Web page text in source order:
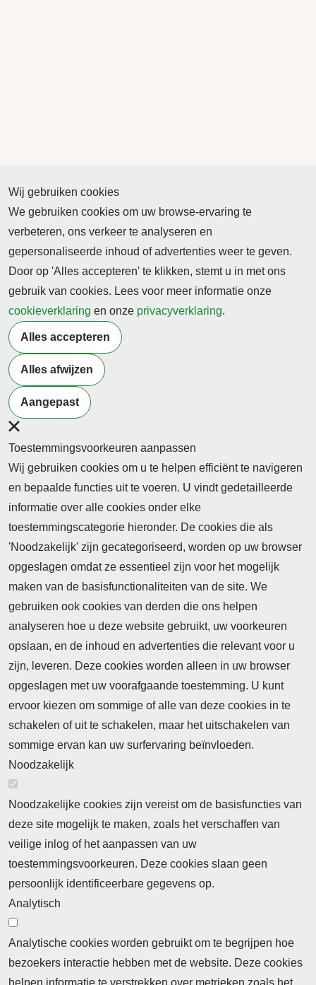
Wij gebruiken cookies
We gebruiken cookies om uw browse-ervaring te
verbeteren, ons verkeer te analyseren en
gepersonaliseerde inhoud of advertenties weer te geven.
Door op 'Alles accepteren' te klikken, stemt u in met ons
gebruik van cookies. Lees voor meer informatie onze
cookieverklaring en onze privacyverklaring.
Alles accepteren
Alles afwijzen
Aangepast
Toestemmingsvoorkeuren aanpassen
Wij gebruiken cookies om u te helpen efficiënt te navigeren
en bepaalde functies uit te voeren. U vindt gedetailleerde
informatie over alle cookies onder elke
toestemmingscategorie hieronder. De cookies die als
'Noodzakelijk' zijn gecategoriseerd, worden op uw browser
opgeslagen omdat ze essentieel zijn voor het mogelijk
maken van de basisfunctionaliteiten van de site. We
gebruiken ook cookies van derden die ons helpen
analyseren hoe u deze website gebruikt, uw voorkeuren
opslaan, en de inhoud en advertenties die relevant voor u
zijn, leveren. Deze cookies worden alleen in uw browser
opgeslagen met uw voorafgaande toestemming. U kunt
ervoor kiezen om sommige of alle van deze cookies in te
schakelen of uit te schakelen, maar het uitschakelen van
sommige ervan kan uw surfervaring beïnvloeden.
Noodzakelijk
Noodzakelijke cookies zijn vereist om de basisfuncties van
deze site mogelijk te maken, zoals het verschaffen van
veilige inlog of het aanpassen van uw
toestemmingsvoorkeuren. Deze cookies slaan geen
persoonlijk identificeerbare gegevens op.
Analytisch
Analytische cookies worden gebruikt om te begrijpen hoe
bezoekers interactie hebben met de website. Deze cookies
helpen informatie te verstrekken over metrieken zoals het